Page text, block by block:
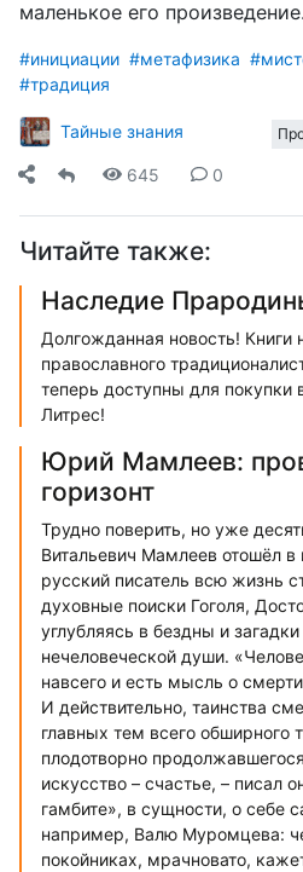
маленькое его
#инициации #метафизика
#традиция
Тайные знания
645 0
Читайте также:
Наследие
Долгожданная новость! Книги
православного
теперь доступны для покупки
Литрес!
Юрий Мамлеев:
горизонт
Трудно поверить, но уже
Витальевич Мамлеев отошёл
русский писатель всю жизнь
духовные поиски Гоголя,
углубляясь в бездны и
нечеловеческой души.
навсего и есть мысль о
И действительно, таинства
главных тем всего обширного
плодотворно
искусство – счастье, – писал
гамбите», в сущности, о себе
например, Валю Муромцева:
покойниках, мрачновато,